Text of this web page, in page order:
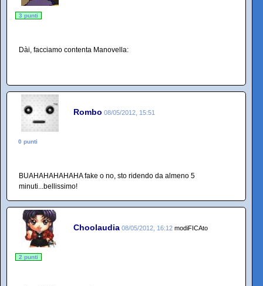
3 punti
Dài, facciamo contenta Manovella:
Rombo 08/05/2012, 15:51
0 punti
BUAHAHAHAHAHA fake o no, sto ridendo da almeno 5
minuti...bellissimo!
Choolaudia 08/05/2012, 16:12 modiFICAto
2 punti